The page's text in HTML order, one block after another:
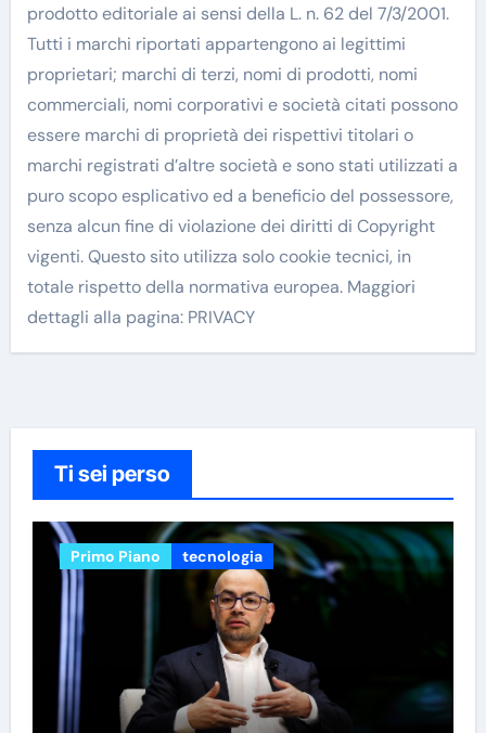
prodotto editoriale ai sensi della L. n. 62 del 7/3/2001.
Tutti i marchi riportati appartengono ai legittimi
proprietari; marchi di terzi, nomi di prodotti, nomi
commerciali, nomi corporativi e società citati possono
essere marchi di proprietà dei rispettivi titolari o
marchi registrati d’altre società e sono stati utilizzati a
puro scopo esplicativo ed a beneficio del possessore,
senza alcun fine di violazione dei diritti di Copyright
vigenti. Questo sito utilizza solo cookie tecnici, in
totale rispetto della normativa europea. Maggiori
dettagli alla pagina: PRIVACY
Ti sei perso
Primo Piano tecnologia